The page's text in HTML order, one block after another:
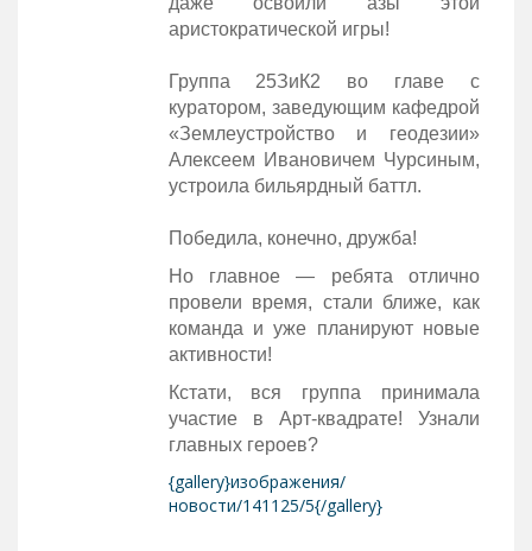
аристократической игры!
Группа 25ЗиК2 во главе с
куратором, заведующим кафедрой
«Землеустройство и геодезии»
Алексеем Ивановичем Чурсиным,
устроила бильярдный баттл.
Победила, конечно, дружба!
Но главное — ребята отлично
провели время, стали ближе, как
команда и уже планируют новые
активности!
Кстати, вся группа принимала
участие в Арт-квадрате! Узнали
главных героев?
{gallery}изображения/
новости/141125/5{/gallery}